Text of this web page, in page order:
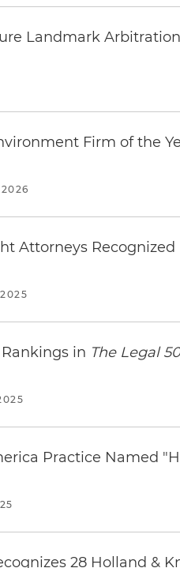
Landmark
Firm of the
Attorneys Recognized
in The Legal
Practice Named
28 Holland &